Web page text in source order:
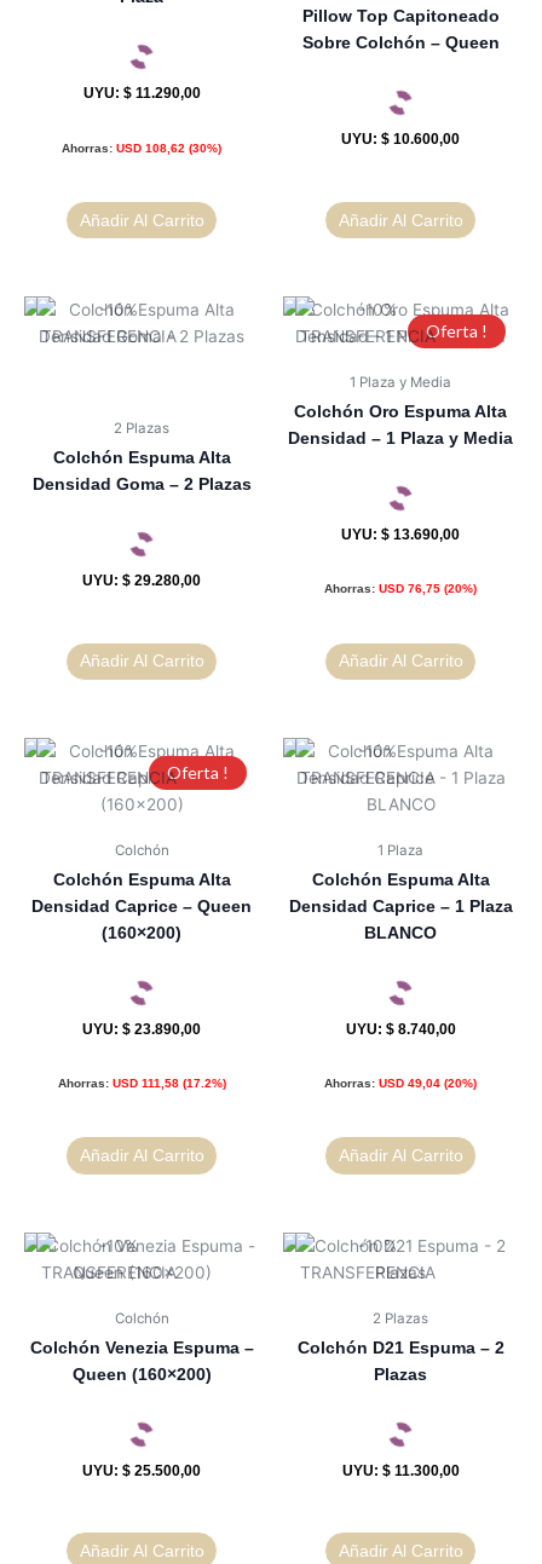
UYU: $ 11.290,00
Ahorras: USD 108,62 (30%)
Añadir Al Carrito
Pillow Top Capitoneado
Sobre Colchón – Queen
UYU: $ 10.600,00
Añadir Al Carrito
2 Plazas
Colchón Espuma Alta
Densidad Goma – 2 Plazas
UYU: $ 29.280,00
Añadir Al Carrito
Oferta !
1 Plaza y Media
Colchón Oro Espuma Alta
Densidad – 1 Plaza y Media
UYU: $ 13.690,00
Ahorras: USD 76,75 (20%)
Añadir Al Carrito
Oferta !
Colchón
Colchón Espuma Alta
Densidad Caprice – Queen
(160×200)
UYU: $ 23.890,00
Ahorras: USD111,58 (17.2%)
Añadir Al Carrito
1 Plaza
Colchón Espuma Alta
Densidad Caprice – 1 Plaza
BLANCO
UYU: $ 8.740,00
Ahorras: USD 49,04 (20%)
Añadir Al Carrito
Colchón
Colchón Venezia Espuma –
Queen (160×200)
UYU: $ 25.500,00
Añadir Al Carrito
2 Plazas
Colchón D21 Espuma – 2
Plazas
UYU: $ 11.300,00
Añadir Al Carrito